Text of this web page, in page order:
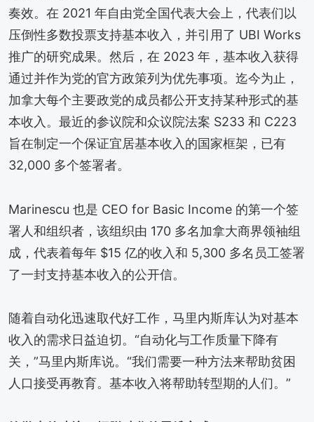
奏效。在 2021 年自由党全国代表大会上，代表们以
压倒性多数投票支持基本收入，并引用了 UBI Works
推广的研究成果。然后，在 2023 年，基本收入获得
通过并作为党的官方政策列为优先事项。迄今为止，
加拿大每个主要政党的成员都公开支持某种形式的基
本收入。最近的参议院和众议院法案 S233 和 C223
旨在制定一个保证宜居基本收入的国家框架，已有
32,000 多个签署者。
Marinescu 也是 CEO for Basic Income 的第一个签
署人和组织者，该组织由 170 多名加拿大商界领袖组
成，代表着每年 $15 亿的收入和 5,300 多名员工签署
了一封支持基本收入的公开信。
随着自动化迅速取代好工作，马里内斯库认为对基本
收入的需求日益迫切。“自动化与工作质量下降有
关，”马里内斯库说。“我们需要一种方法来帮助贫困
人口接受再教育。基本收入将帮助转型期的人们。”